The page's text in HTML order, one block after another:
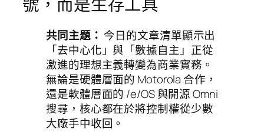
號，而是生存工具
共同主題： 今日的文章清單顯示出
「去中心化」與「數據自主」正從
激進的理想主義轉變為商業實務。
無論是硬體層面的 Motorola 合作，
還是軟體層面的 /e/OS 與開源 Omni
搜尋，核心都在於將控制權從少數
大廠手中收回。